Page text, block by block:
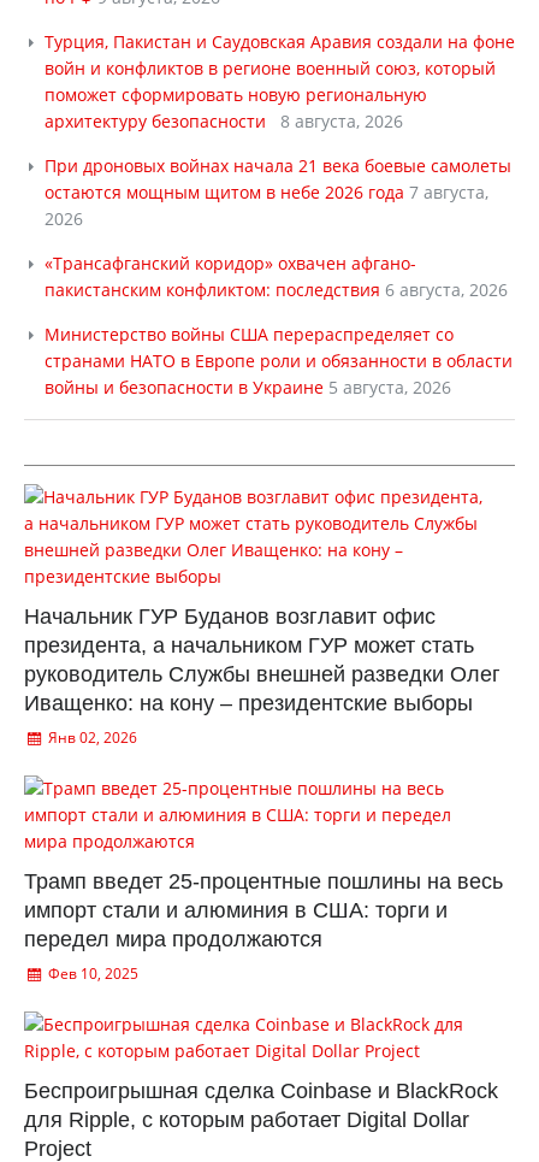
Турция, Пакистан и Саудовская Аравия создали на фоне
войн и конфликтов в регионе военный союз, который
поможет сформировать новую региональную
архитектуру безопасности
8 августа, 2026
При дроновых войнах начала 21 века боевые самолеты
остаются мощным щитом в небе 2026 года 7 августа,
2026
«Трансафганский коридор» охвачен афгано-
пакистанским конфликтом: последствия 6 августа, 2026
Министерство войны США перераспределяет со
странами НАТО в Европе роли и обязанности в области
войны и безопасности в Украине 5 августа, 2026
Начальник ГУР Буданов возглавит офис
президента, а начальником ГУР может стать
руководитель Службы внешней разведки Олег
Иващенко: на кону – президентские выборы
Янв 02, 2026
Трамп введет 25-процентные пошлины на весь
импорт стали и алюминия в США: торги и
передел мира продолжаются
Фев 10, 2025
Беспроигрышная сделка Coinbase и BlackRock
для Ripple, с которым работает Digital Dollar
Project